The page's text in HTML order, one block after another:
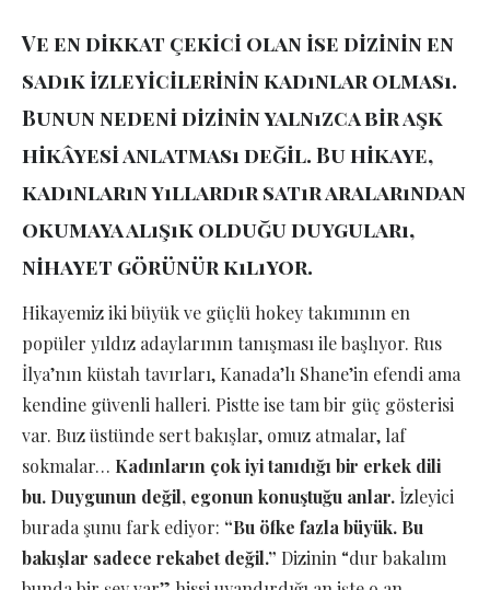
Ve en dikkat çekici olan ise dizinin en
sadık izleyicilerinin kadınlar olması.
Bunun nedeni dizinin yalnızca bir aşk
hikâyesi anlatması değil. Bu hikaye,
kadınların yıllardır satır aralarından
okumaya alışık olduğu duyguları,
nihayet görünür kılıyor.
Hikayemiz iki büyük ve güçlü hokey takımının en
popüler yıldız adaylarının tanışması ile başlıyor. Rus
İlya’nın küstah tavırları, Kanada’lı Shane’in efendi ama
kendine güvenli halleri. Pistte ise tam bir güç gösterisi
var. Buz üstünde sert bakışlar, omuz atmalar, laf
sokmalar… Kadınların çok iyi tanıdığı bir erkek dili
bu. Duygunun değil, egonun konuştuğu anlar. İzleyici
burada şunu fark ediyor: “Bu öfke fazla büyük. Bu
bakışlar sadece rekabet değil.” Dizinin “dur bakalım